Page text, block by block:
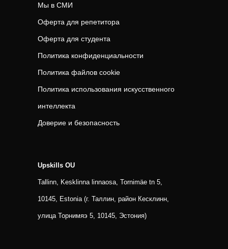
Мы в СМИ
Оферта для репетитора
Оферта для студента
Политика конфиденциальности
Политика файлов cookie
Политика использования искусственного
интеллекта
Доверие и безопасность
Upskills OU
Tallinn, Kesklinna linnaosa, Tornimäe tn 5,
10145, Estonia (г. Таллин, район Кесклинн,
улица Торнимяэ 5, 10145, Эстония)